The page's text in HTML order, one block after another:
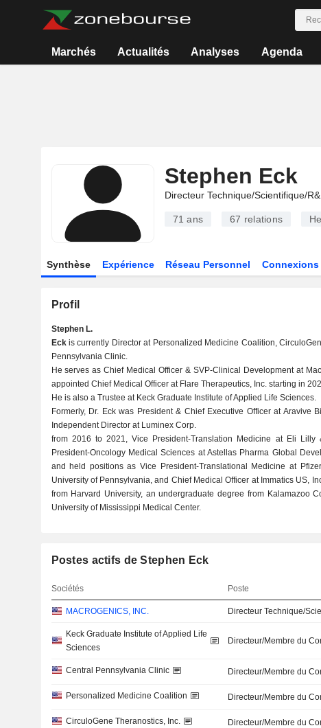
Marchés Actualités Analyses Agenda
Stephen Eck
Directeur Technique/Scientifique/
71 ans 67 relations
Synthèse Expérience Réseau Personnel Connexions
Profil
Stephen L.
Eckis currently Director at Personalized Medicine Coalition,
Pennsylvania Clinic.
He serves as Chief Medical Officer & SVP-Clinical Development at
appointed Chief Medical Officer at Flare Therapeutics, Inc. starting in
He is also a Trustee at Keck Graduate Institute of Applied Life Sciences.
Formerly, Dr. Eck was President & Chief Executive Officer at Aravive
Independent Director at Luminex Corp.
from 2016 to 2021, Vice President-Translation Medicine at Eli
President-Oncology Medical Sciences at Astellas Pharma Global
and held positions as Vice President-Translational Medicine at
University of Pennsylvania, and Chief Medical Officer at Immatics US,
from Harvard University, an undergraduate degree from Kalamazoo
University of Mississippi Medical Center.
Postes actifs de Stephen Eck
Sociétés Poste
MACROGENICS, INC. Directeur Technique/
Keck Graduate Institute of Applied Life
Sciences
Directeur/Membre du
Central Pennsylvania Clinic Directeur/Membre du
Personalized Medicine Coalition Directeur/Membre du
CirculoGene Theranostics, Inc. Directeur/Membre du